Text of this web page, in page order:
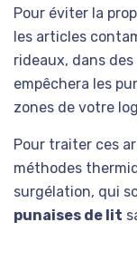
Pour éviter la
les articles
rideaux, dans
empêchera les
zones de votre
Pour traiter ces
méthodes
surgélation, qui
punaises de lit